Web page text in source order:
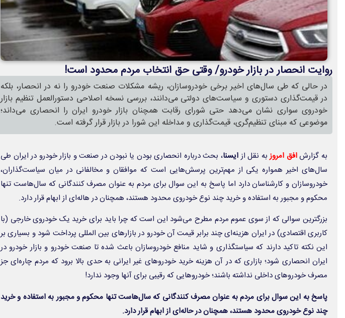
روایت انحصار در بازار خودرو/ وقتی حق انتخاب مردم محدود است!
در حالی که طی سال‌های اخیر برخی خودروسازان، ریشه مشکلات صنعت خودرو را نه در انحصار، بلکه
در قیمت‌گذاری دستوری و سیاست‌های دولتی می‌دانند، بررسی نسخه اصلاحی دستورالعمل تنظیم بازار
خودروی سواری نشان می‌دهد حتی شورای رقابت همچنان بازار خودرو ایران را انحصاری می‌داند؛
موضوعی که مبنای تنظیم‌گری، قیمت‌گذاری و مداخله این شورا در بازار قرار گرفته است.
به گزارشافق امروزبه نقل از ایسنا، بحث درباره انحصاری بودن یا نبودن در صنعت و بازار خودرو در ایران طی
سال‌های اخیر همواره یکی از مهم‌ترین پرسش‌هایی است که موافقان و مخالفانی در میان سیاست‌گذاران،
خودروسازان و کارشناسان دارد اما پاسخ به این سوال برای مردم به عنوان مصرف کنندگانی که سال‌هاست تنها
محکوم و مجبور به استفاده و خرید چند نوع خودروی محدود هستند، همچنان در هاله‌ای از ابهام قرار دارد.
بزرگترین سوالی که از سوی عموم مردم مطرح ‌می‌شود این است که چرا باید برای خرید یک خودروی خارجی (با
کاربری اقتصادی) در ایران هزینه‌ای چند برابر قیمت آن خودرو در بازارهای بین المللی پرداخت شود و بسیاری بر
این نکته تاکید دارند که سیاستگذاری و شاید منافع خودروسازان باعث شده تا صنعت خودرو و بازار خودرو در
ایران انحصاری شود؛ بازاری که در آن هزینه خرید خودروهای غیر ایرانی به حدی بالا برود که مردم چاره‌ای جز
مصرف خودروهای داخلی نداشته باشند؛ خودروهایی که رقیبی برای آنها وجود ندارد!
پاسخ به این سوال برای مردم به عنوان مصرف کنندگانی که سال‌هاست تنها محکوم و مجبور به استفاده و خرید
چند نوع خودروی محدود هستند، همچنان در حاله‌ای از ابهام قرار دارد.